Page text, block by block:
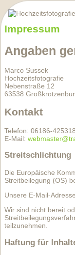
Impressum
Angaben
Marco Sussek
Hochzeitsfotografie
Nebenstraße 12
63538
Kontakt
Telefon: 06186-425318
E-Mail:
Streitschlichtung
Die Europäische
Streitbeilegung (OS)
Unsere E-Mail-
Wir sind nicht bereit
teilzunehmen.
Haftung für